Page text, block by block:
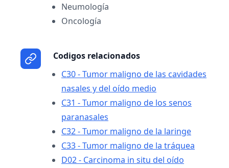
Neumología
Oncología
Codigos relacionados
C30 - Tumor maligno de las cavidades
nasales y del oído medio
C31 - Tumor maligno de los senos
paranasales
C32 - Tumor maligno de la laringe
C33 - Tumor maligno de la tráquea
D02 - Carcinoma in situ del oído